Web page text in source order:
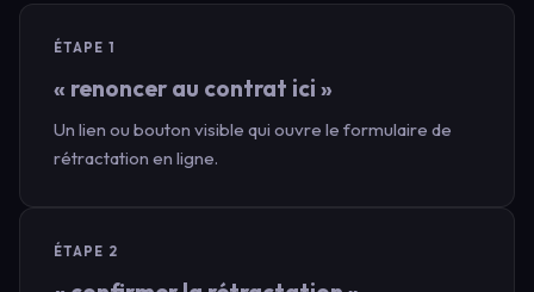
ÉTAPE 1
« renoncer au contrat ici »
Un lien ou bouton visible qui ouvre le formulaire de
rétractation en ligne.
ÉTAPE 2